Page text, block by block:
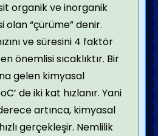
organik ve inorganik
olan “çürüme” denir.
ve süresini 4 faktör
önemlisi sıcaklıktır. Bir
gelen kimyasal
de iki kat hızlanır. Yani
artınca, kimyasal
gerçekleşir. Nemlilik